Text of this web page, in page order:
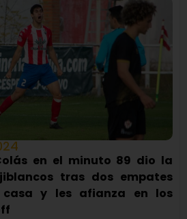
en el minuto 89 dio la
tras dos empates
casa y les afianza en los